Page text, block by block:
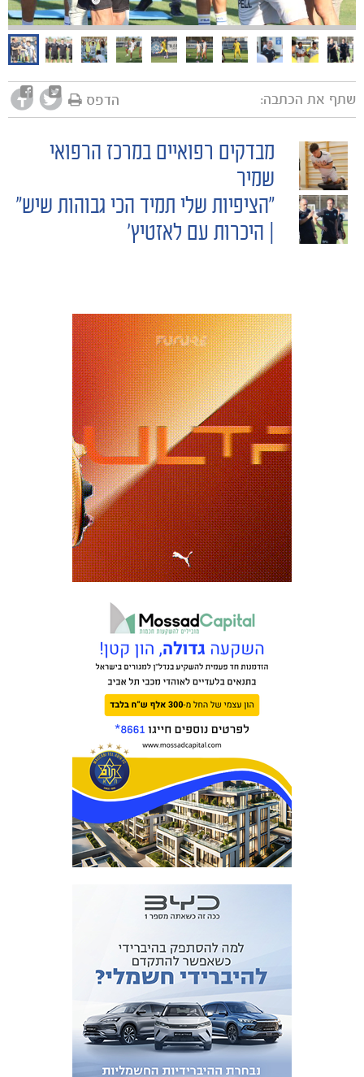
שתף את הכתבה: הדפס
POST
NAVIGATION
מבדקים רפואיים במרכז הרפואי
שמיר
"הציפיות שלי תמיד הכי גבוהות שיש"
| היכרות עם לאזטיץ'